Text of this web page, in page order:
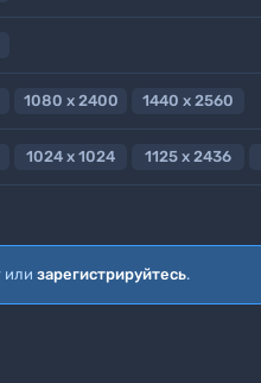
1080 x 2400 1440 x 2560
1024 x 1024 1125 x 2436
или зарегистрируйтесь.